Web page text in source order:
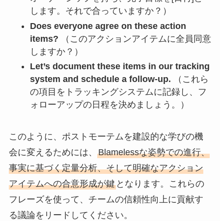
します。それで合っていますか？）
Does everyone agree on these action
items? （このアクションアイテムに全員同意
しますか？）
Let’s document these items in our tracking
system and schedule a follow-up. （これら
の項目をトラッキングシステムに記録し、フ
ォローアップの日程を決めましょう。）
このように、ポストモーテムを建設的な学びの機
会に変えるためには、 Blamelessな姿勢での進行、
事実に基づく定量分析、そして明確なアクション
アイテムへの合意形成が鍵となります。これらの
フレーズを使って、チームの信頼性向上に貢献す
る議論をリードしてください。